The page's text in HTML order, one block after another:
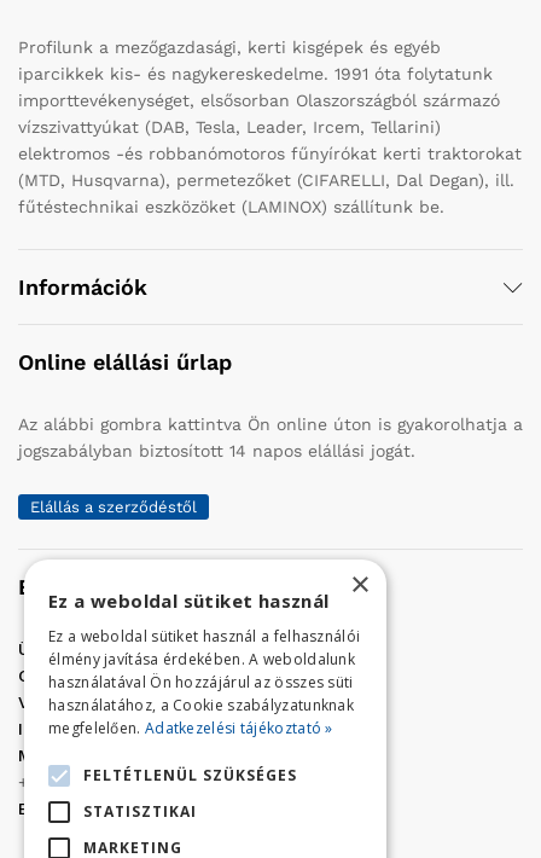
Profilunk a mezőgazdasági, kerti kisgépek és egyéb
iparcikkek kis- és nagykereskedelme. 1991 óta folytatunk
importtevékenységet, elsősorban Olaszországból származó
vízszivattyúkat (DAB, Tesla, Leader, Ircem, Tellarini)
elektromos -és robbanómotoros fűnyírókat kerti traktorokat
(MTD, Husqvarna), permetezőket (CIFARELLI, Dal Degan), ill.
fűtéstechnikai eszközöket (LAMINOX) szállítunk be.
Információk
Online elállási űrlap
Az alábbi gombra kattintva Ön online úton is gyakorolhatja a
jogszabályban biztosított 14 napos elállási jogát.
Elállás a szerződéstől
Elérhetőség
Üzletünk címe:
Szolnok, Vércse út 17.
Golf Center Áruház:06 (56) 423-324
VÁR-Kert Áruház: 06 (56) 429-771
Iroda:06 (56) 421-857
Megrendelés, termék információ:
+36 (70) 938-3356
E-mail:
golfaruhaz@gmail.com
×
Ez a weboldal sütiket használ
Ez a weboldal sütiket használ a felhasználói
élmény javítása érdekében. A weboldalunk
használatával Ön hozzájárul az összes süti
használatához, a Cookie szabályzatunknak
megfelelően. Adatkezelési tájékoztató »
FELTÉTLENÜL SZÜKSÉGES
STATISZTIKAI
MARKETING